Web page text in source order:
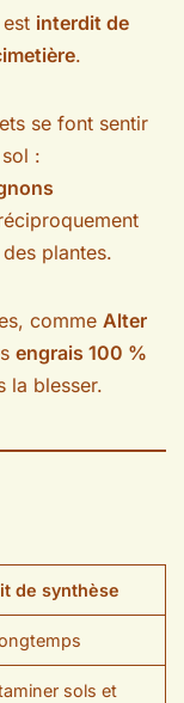
est interdit de
.
se font sentir
:
plantes.
commeAlter
engrais 100 %
la blesser.
de synthèse
sols et